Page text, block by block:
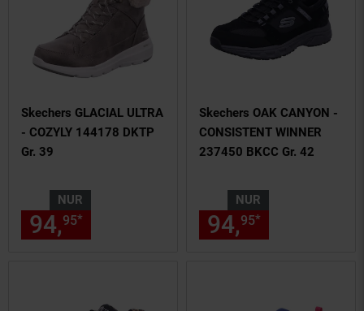
Skechers GLACIAL ULTRA
- COZYLY 144178 DKTP
Gr. 39
NUR
94,95* € Sternchen
Skechers OAK CANYON -
CONSISTENT WINNER
237450 BKCC Gr. 42
NUR
94,95*